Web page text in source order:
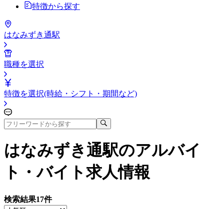
特徴から探す
はなみずき通駅
職種を選択
特徴を選択(時給・シフト・期間など)
はなみずき通駅のアルバイ
ト・バイト求人情報
検索結果17件